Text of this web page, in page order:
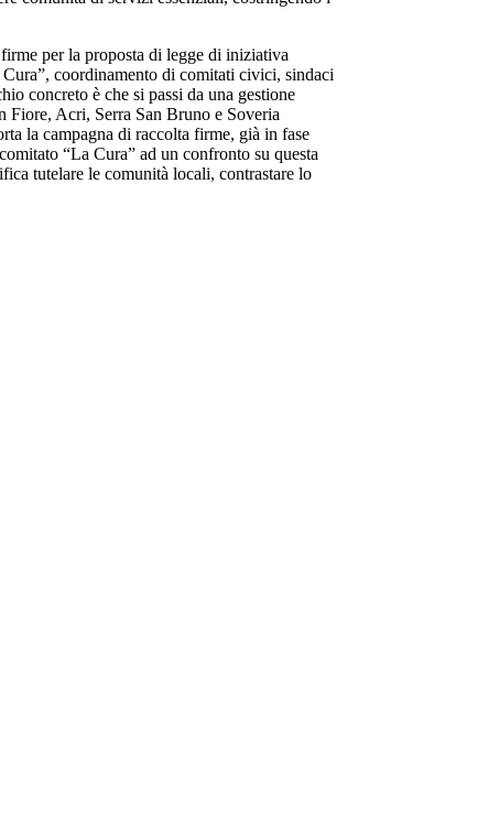
per la proposta di legge di iniziativa
, coordinamento di comitati civici, sindaci
concreto è che si passi da una gestione
Acri, Serra San Bruno e Soveria
la campagna di raccolta firme, già in fase
“La Cura” ad un confronto su questa
tutelare le comunità locali, contrastare lo